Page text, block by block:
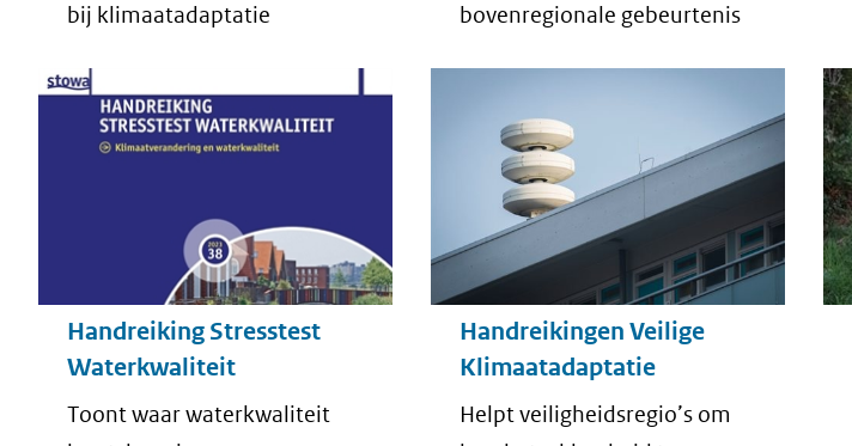
bij klimaatadaptatie
bovenregionale gebeurtenis
Handreiking Stresstest
Waterkwaliteit
Toont waar waterkwaliteit
Handreikingen Veilige
Klimaatadaptatie
Helpt veiligheidsregio’s om